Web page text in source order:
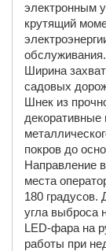
электронным
крутящий
обслуживания.
Ширина
садовых
Шнек из
декоративные
покров до
Направление
места
180 градусов.
угла выброса
LED-фара на
работы при